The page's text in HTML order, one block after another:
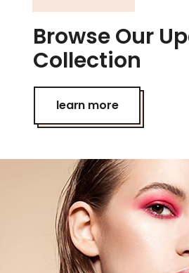
learn more
Browse Our
Collection